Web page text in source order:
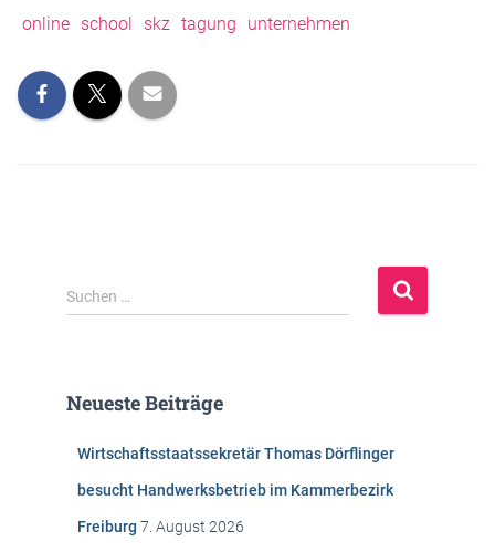
online school skz tagung unternehmen
S
u
n
Suchen …
Neueste Beiträge
Wirtschaftsstaatssekretär Thomas Dörflinger
besucht Handwerksbetrieb im Kammerbezirk
Freiburg 7. August 2026